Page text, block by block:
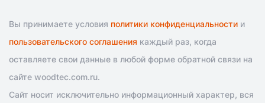
Вы принимаете условия политики конфиденциальности и
пользовательского соглашения каждый раз, когда
оставляете свои данные в любой форме обратной связи на
сайте woodtec.com.ru.
Сайт носит исключительно информационный характер, вся